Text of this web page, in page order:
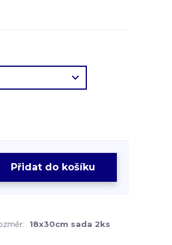
Přidat do košíku
18x30cm sada 2ks